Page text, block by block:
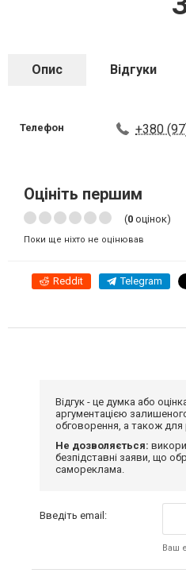
Опис Відгуки
Телефон +380
Оцініть першим
(0 оцінок)
Поки ще ніхто не оцінював
Reddit Telegram
Відгук - це думка або
аргументацією
обговорення, а також для
Не дозволяється:
безпідставні заяви, що
самореклама.
Введіть email:
Ваш